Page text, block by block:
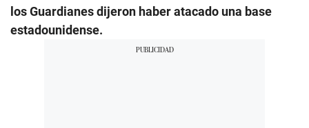
los Guardianes dijeron haber atacado una base
estadounidense.